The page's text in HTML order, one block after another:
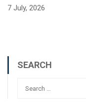
7 July, 2026
SEARCH